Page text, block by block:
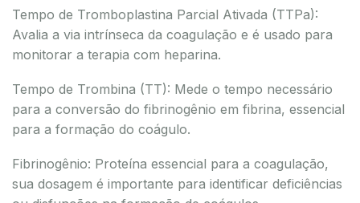
Tempo de Tromboplastina Parcial Ativada (TTPa):
Avalia a via intrínseca da coagulação e é usado para
monitorar a terapia com heparina.
Tempo de Trombina (TT): Mede o tempo necessário
para a conversão do fibrinogênio em fibrina, essencial
para a formação do coágulo.
Fibrinogênio: Proteína essencial para a coagulação,
sua dosagem é importante para identificar deficiências